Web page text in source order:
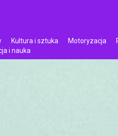
Kultura i sztuka Motoryzacja
i nauka